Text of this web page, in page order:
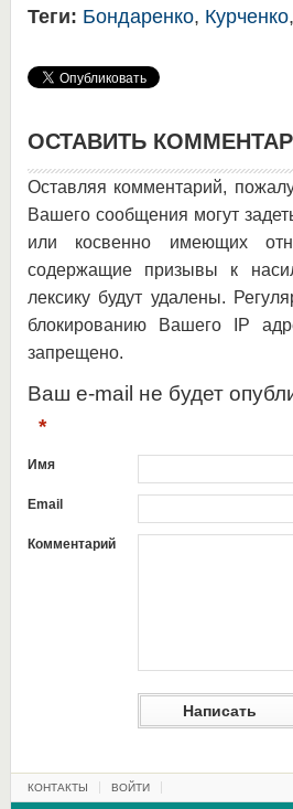
Теги: Бондаренко, Курченко,
ОСТАВИТЬ
Оставляя комментарий,
Вашего сообщения могут
или косвенно имеющих
содержащие призывы к
лексику будут удалены.
блокированию Вашего IP
запрещено.
Ваш e-mail не будет
*
Имя
Email
Комментарий
КОНТАКТЫ ВОЙТИ